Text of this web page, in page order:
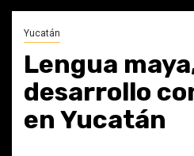
Yucatán
Lengua
desarrollo
en Yucatán